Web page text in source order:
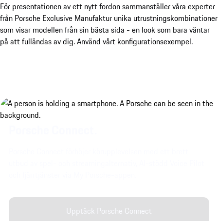
För presentationen av ett nytt fordon sammanställer våra experter
från Porsche Exclusive Manufaktur unika utrustningskombinationer
som visar modellen från sin bästa sida - en look som bara väntar
på att fulländas av dig. Använd vårt konfigurationsexempel.
Upptäck Porsche Connect